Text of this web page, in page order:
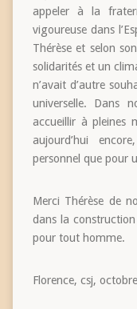
appeler à la
vigoureuse dans
Thérèse et selon
solidarités et un
n’avait d’autre
universelle. Dans
accueillir à pleines
aujourd’hui
personnel que pour
Merci Thérèse de
dans la
pour tout homme.
Florence, csj,